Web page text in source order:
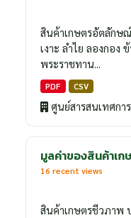
สินค้าเกษตรอัตลักษ
เงาะ ลำไย ลองกอง
พระราชทาน...
PDF CSV
ศูนย์สารสนเทศกา
มูลค่าของสินค้าเ
16 recent views
สินค้าเกษตรชีวภาพ